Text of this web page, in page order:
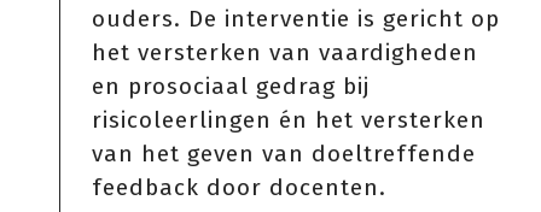
ouders. De interventie is gericht op
het versterken van vaardigheden
en prosociaal gedrag bij
risicoleerlingen én het versterken
van het geven van doeltreffende
feedback door docenten.